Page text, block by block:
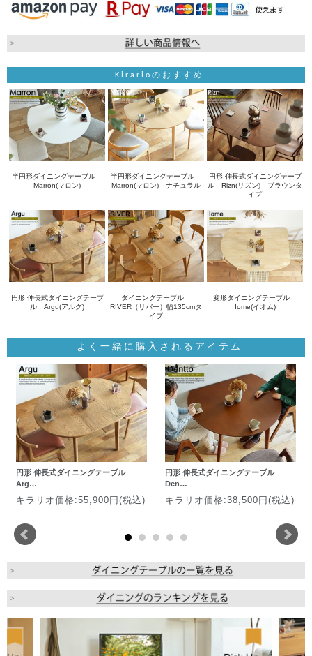
Kirarioのおすすめ
半円形ダイニングテーブル
Marron(マロン)
半円形ダイニングテーブル
Marron(マロン) ナチュラル
円形 伸長式ダイニングテーブ
ル Rizn(リズン) ブラウンタ
イプ
円形 伸長式ダイニングテーブ
ル Argu(アルグ)
ダイニングテーブル
RIVER（リバー）幅135cmタ
イプ
変形ダイニングテーブル
Iome(イオム)
よく一緒に購入されるアイテム
円形 伸長式ダイニングテーブル
Arg…
キラリオ価格:55,900円(税込)
円形 伸長式ダイニングテーブル
Den…
キラリオ価格:38,500円(税込)